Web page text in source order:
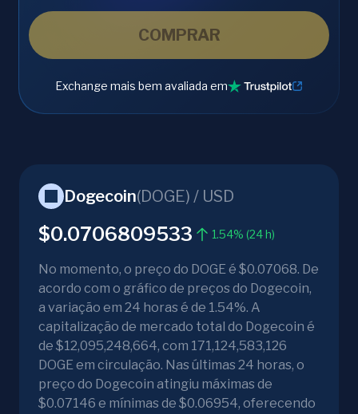
COMPRAR
Exchange mais bem avaliada em
Dogecoin(DOGE) / USD
$0.0706809533 1.54% (24 h)
No momento, o preço do DOGE é $0.07068. De
acordo com o gráfico de preços do Dogecoin,
a variação em 24 horas é de 1.54%. A
capitalização de mercado total do Dogecoin é
de $12,095,248,664, com 171,124,583,126
DOGE em circulação. Nas últimas 24 horas, o
preço do Dogecoin atingiu máximas de
$0.07146 e mínimas de $0.06954, oferecendo